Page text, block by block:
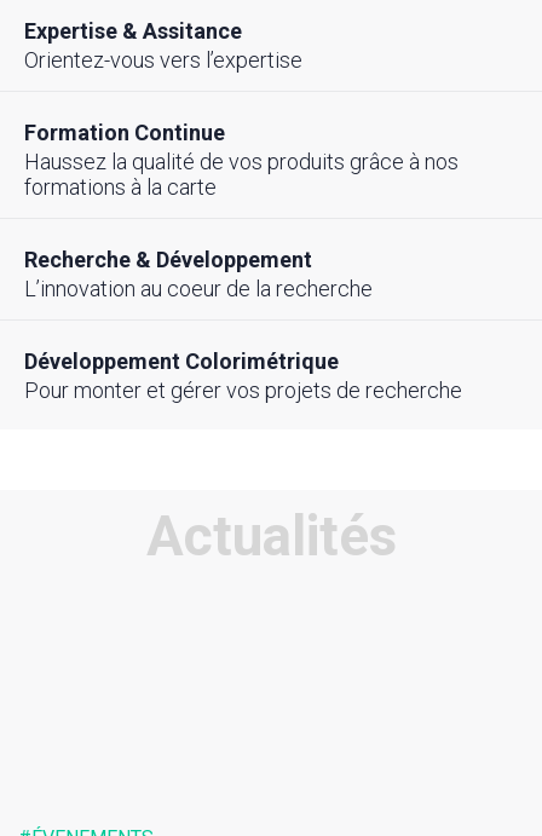
Expertise & Assitance
Orientez-vous vers l’expertise
Formation Continue
Haussez la qualité de vos produits grâce à nos
formations à la carte
Recherche & Développement
L’innovation au coeur de la recherche
Développement Colorimétrique
Pour monter et gérer vos projets de recherche
Actualités